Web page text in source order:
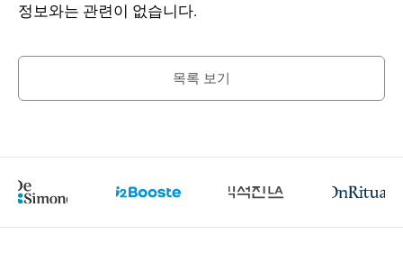
정보와는 관련이 없습니다.
목록 보기